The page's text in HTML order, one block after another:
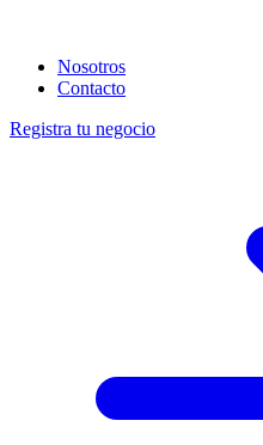
Nosotros
Contacto
Registra tu negocio